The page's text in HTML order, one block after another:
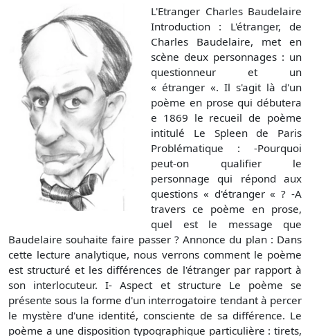
L'Etranger Charles Baudelaire
Introduction : L'étranger, de
Charles Baudelaire, met en
scène deux personnages : un
questionneur et un
« étranger «. Il s'agit là d'un
poème en prose qui débutera
e 1869 le recueil de poème
intitulé Le Spleen de Paris
Problématique : -Pourquoi
peut-on qualifier le
personnage qui répond aux
questions « d'étranger « ? -A
travers ce poème en prose,
quel est le message que
Baudelaire souhaite faire passer ? Annonce du plan : Dans
cette lecture analytique, nous verrons comment le poème
est structuré et les différences de l'étranger par rapport à
son interlocuteur. I- Aspect et structure Le poème se
présente sous la forme d'un interrogatoire tendant à percer
le mystère d'une identité, consciente de sa différence. Le
poème a une disposition typographique particulière : tirets,